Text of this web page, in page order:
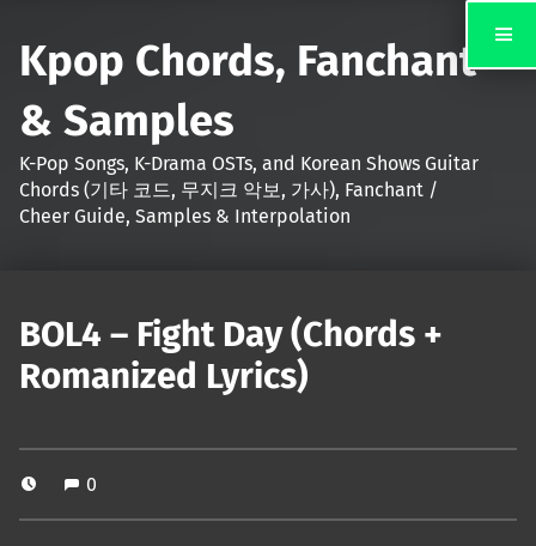
Kpop Chords, Fanchant
& Samples
K-Pop Songs, K-Drama OSTs, and Korean Shows Guitar
Chords (기타 코드, 무지크 악보, 가사), Fanchant /
Cheer Guide, Samples & Interpolation
BOL4 – Fight Day (Chords +
Romanized Lyrics)
0